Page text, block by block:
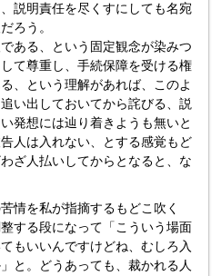
説明責任を尽くすにしても名宛
ろう。
ある、という固定観念が染みつ
て尊重し、手続保障を受ける権
、という理解があれば、このよ
い出しておいてから詫びる、説
発想には辿り着きようも無いと
人は入れない、とする感覚もど
ざ人払いしてからとなると、な
情を私が指摘するもどこ吹く
する段になって「こういう場面
もいいんですけどね、むしろ入
と。どうあっても、裁かれる人